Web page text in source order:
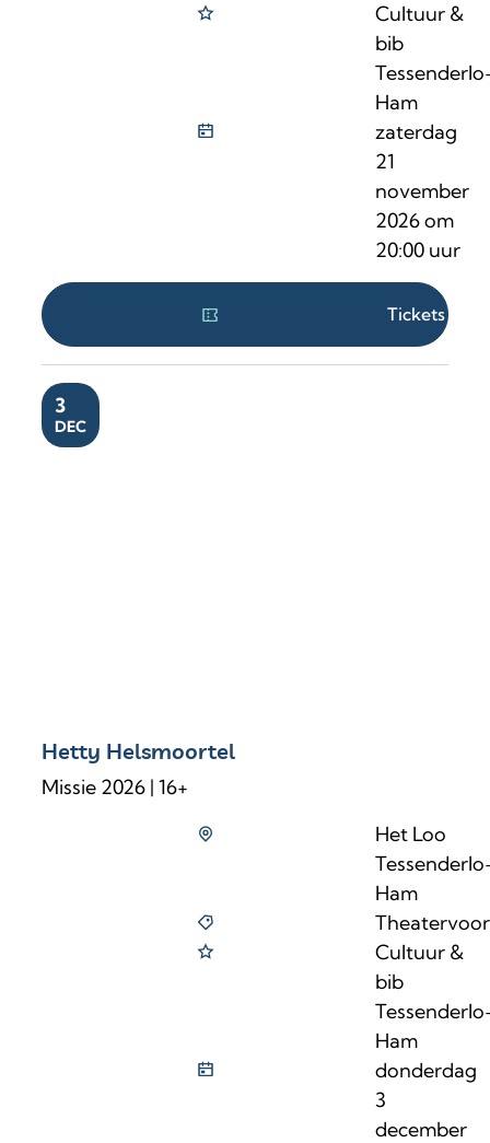
Cultuur &
bib
Ham
zaterdag
21
november
2026om
20:00 uur
Tickets
DO
3
DEC
Hetty Helsmoortel
Missie 2026 | 16+
Het Loo
Ham
Cultuur &
bib
Ham
donderdag
3
december